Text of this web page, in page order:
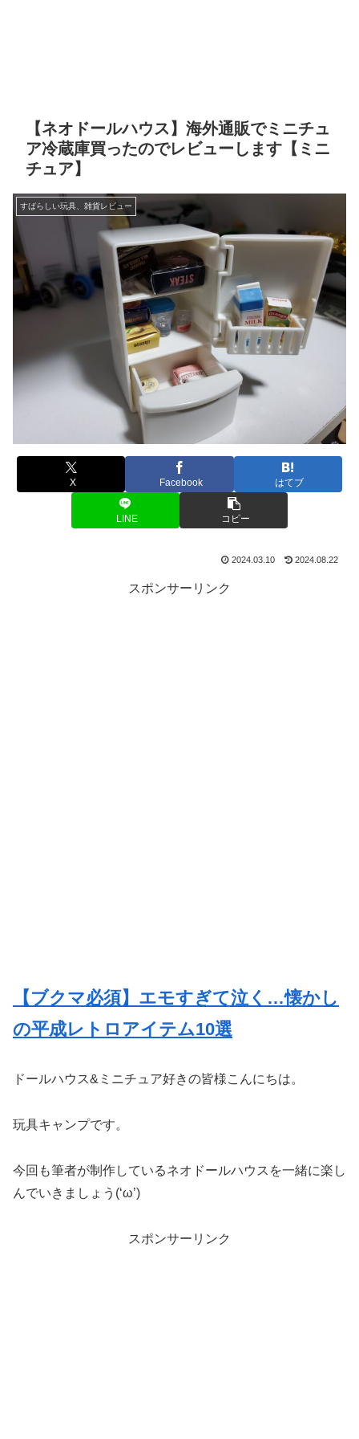
【ネオドールハウス】海外通販でミニチュ
ア冷蔵庫買ったのでレビューします【ミニ
チュア】
すばらしい玩具、雑貨レビュー
X Facebook はてブ
LINE コピー
2024.03.10 2024.08.22
スポンサーリンク
【ブクマ必須】エモすぎて泣く…懐かし
の平成レトロアイテム10選
ドールハウス&ミニチュア好きの皆様こんにちは。
玩具キャンプです。
今回も筆者が制作しているネオドールハウスを一緒に楽し
んでいきましょう(‘ω’)
スポンサーリンク